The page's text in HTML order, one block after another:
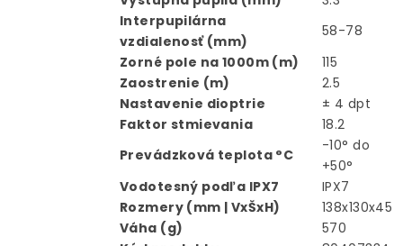
Interpupilárna
vzdialenosť (mm)
58-78
Zorné pole na 1000m (m)
115
Zaostrenie (m)
2.5
Nastavenie dioptrie
± 4 dpt
Faktor stmievania
18.2
Prevádzková teplota °C
-10° do
+50°
Vodotesný podľa IPX7
IPX7
Rozmery (mm | VxŠxH)
138x130x45
Váha (g)
570